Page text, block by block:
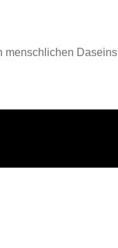
menschlichen Daseins